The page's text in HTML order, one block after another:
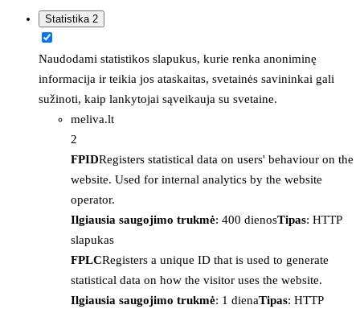
Statistika 2
Naudodami statistikos slapukus, kurie renka anoniminę
informacija ir teikia jos ataskaitas, svetainės savininkai gali
sužinoti, kaip lankytojai sąveikauja su svetaine.
meliva.lt
2
FPIDRegisters statistical data on users' behaviour on the
website. Used for internal analytics by the website
operator.
Ilgiausia saugojimo trukmė: 400 dienosTipas: HTTP
slapukas
FPLCRegisters a unique ID that is used to generate
statistical data on how the visitor uses the website.
Ilgiausia saugojimo trukmė: 1 dienaTipas: HTTP